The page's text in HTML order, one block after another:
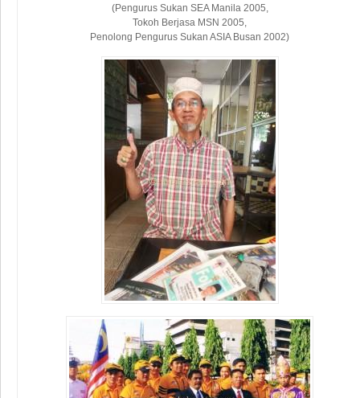
(Pengurus Sukan SEA Manila 2005,
Tokoh Berjasa MSN 2005,
Penolong Pengurus Sukan ASIA Busan 2002)